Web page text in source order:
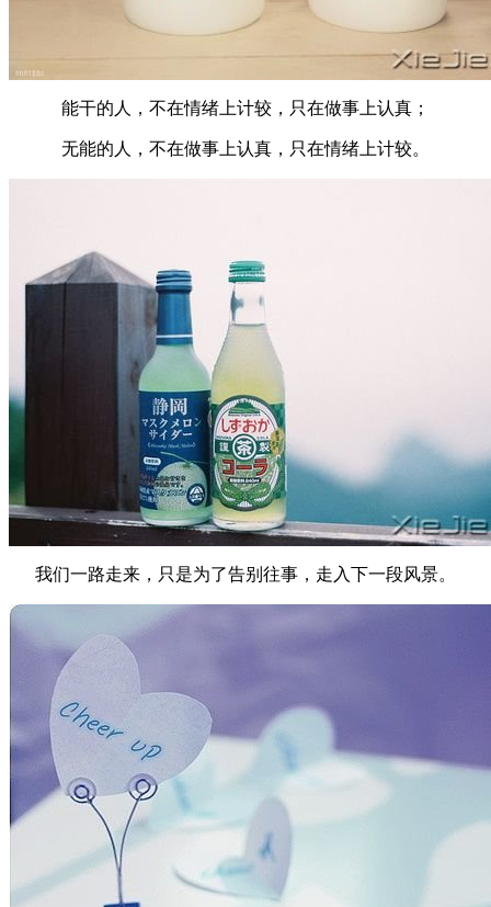
能干的人，不在情绪上计较，只在做事上认真；
无能的人，不在做事上认真，只在情绪上计较。
我们一路走来，只是为了告别往事，走入下一段风景。